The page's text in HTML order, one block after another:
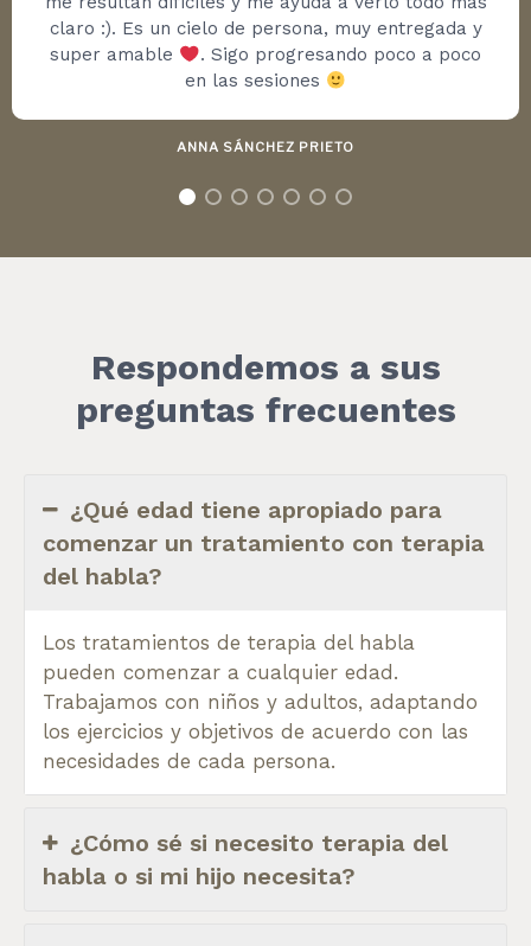
claro :). Es un cielo de persona, muy entregada y
super amable
‍. Sigo progresando poco a poco
en las sesiones
ANNA SÁNCHEZ PRIETO
Respondemos a sus
preguntas frecuentes
¿Qué edad tiene apropiado para
comenzar un tratamiento con terapia
del habla?
Los tratamientos de terapia del habla
pueden comenzar a cualquier edad.
Trabajamos con niños y adultos, adaptando
los ejercicios y objetivos de acuerdo con las
necesidades de cada persona.
¿Cómo sé si necesito terapia del
habla o si mi hijo necesita?